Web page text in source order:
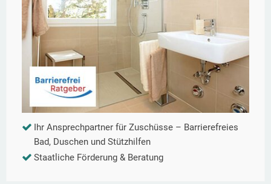
Ihr Ansprechpartner für Zuschüsse – Barrierefreies
Bad, Duschen und Stützhilfen
Staatliche Förderung & Beratung